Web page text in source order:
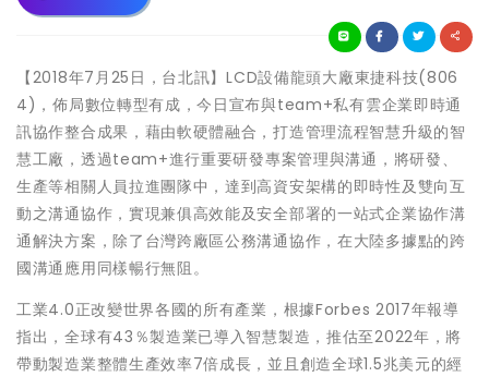
【2018年7月25日，台北訊】LCD設備龍頭大廠東捷科技(806
4)，佈局數位轉型有成，今日宣布與team+私有雲企業即時通
訊協作整合成果，藉由軟硬體融合，打造管理流程智慧升級的智
慧工廠，透過team+進行重要研發專案管理與溝通，將研發、
生產等相關人員拉進團隊中，達到高資安架構的即時性及雙向互
動之溝通協作，實現兼俱高效能及安全部署的一站式企業協作溝
通解決方案，除了台灣跨廠區公務溝通協作，在大陸多據點的跨
國溝通應用同樣暢行無阻。
工業4.0正改變世界各國的所有產業，根據Forbes 2017年報導
指出，全球有43％製造業已導入智慧製造，推估至2022年，將
帶動製造業整體生產效率7倍成長，並且創造全球1.5兆美元的經